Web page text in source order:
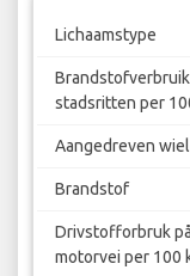
Lichaamstype
stadsritten per
Aangedreven
Brandstof
Drivstofforbruk på
motorvei per 100